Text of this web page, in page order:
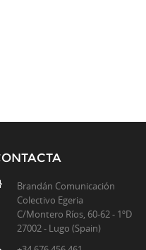
Brandán Comunicación
Colectivo Egeria
C/Montero Ríos, 60-62 - 1ºD
27002 - Lugo (Spain)